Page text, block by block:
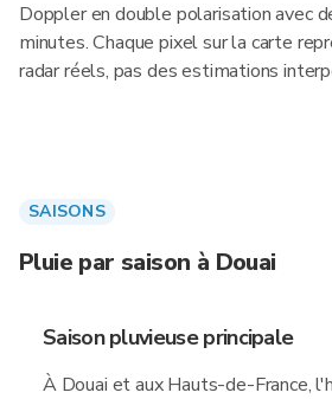
Doppler en double polarisation avec
minutes. Chaque pixel sur la carte
radar réels, pas des estimations
SAISONS
Pluie par saison à Douai
Saison pluvieuse principale
À Douai et aux Hauts-de-France,